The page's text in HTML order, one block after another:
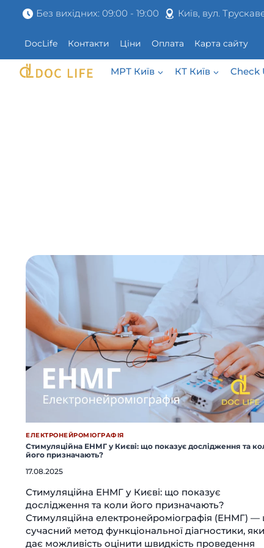
Перейти
Без вихідних: 09:00 - 19:00 Київ, вул.
DocLife Контакти Ціни Оплата Карта сайту
МРТ Київ КТ Київ Check
ЕЛЕКТРОНЕЙРОМІОГРАФІЯ
Стимуляційна ЕНМГ у Києві: що показує дослідження та
його призначають?
17.08.2025
Стимуляційна ЕНМГ у Києві: що показує
дослідження та коли його призначають?
Стимуляційна електронейроміографія (ЕНМГ) —
сучасний метод функціональної діагностики,
дає можливість оцінити швидкість проведення